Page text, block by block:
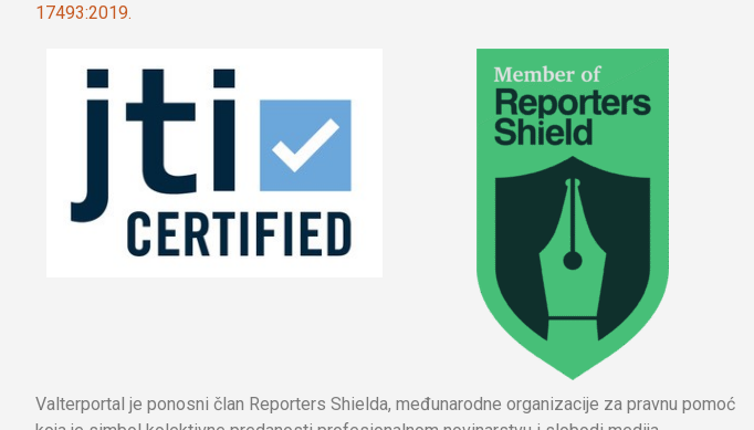
17493:2019.
Valterportal je ponosni član Reporters Shielda, međunarodne organizacije za pravnu pomoć